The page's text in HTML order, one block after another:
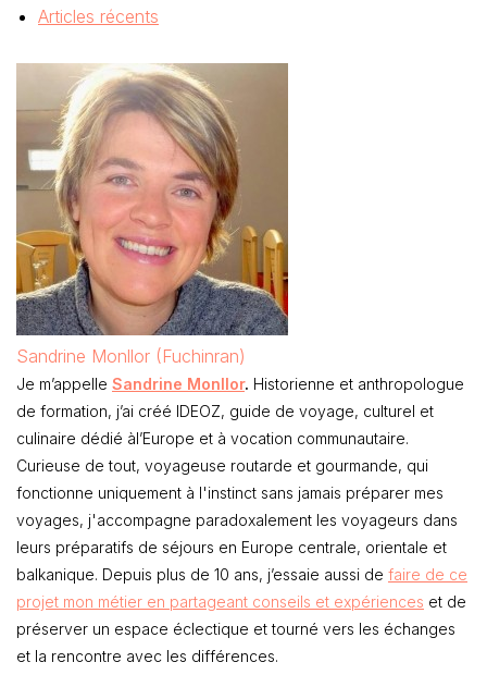
Articles récents
Sandrine Monllor (Fuchinran)
Je m’appelle Sandrine Monllor. Historienne et anthropologue
de formation, j’ai créé IDEOZ, guide de voyage, culturel et
culinaire dédié àl’Europe et à vocation communautaire.
Curieuse de tout, voyageuse routarde et gourmande, qui
fonctionne uniquement à l'instinct sans jamais préparer mes
voyages, j'accompagne paradoxalement les voyageurs dans
leurs préparatifs de séjours en Europe centrale, orientale et
balkanique. Depuis plus de 10 ans, j’essaie aussi de faire de ce
projet mon métier en partageant conseils et expériences et de
préserver un espace éclectique et tourné vers les échanges
et la rencontre avec les différences.